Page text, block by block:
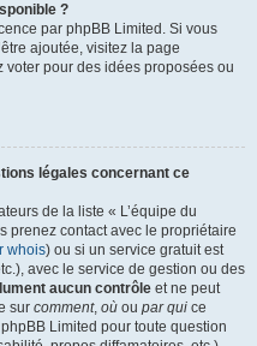
?
par phpBB Limited. Si vous
ajoutée, visitez la page
pour des idées proposées ou
légales concernant ce
de la liste « L’équipe du
prenez contact avec le propriétaire
whois) ou si un service gratuit est
avec le service de gestion ou des
aucun contrôle et ne peut
sur comment, où ou par qui ce
Limited pour toute question